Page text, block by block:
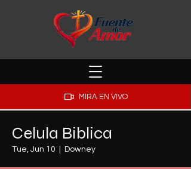
MIRA EN VIVO
Celula Biblica
Tue, Jun 10 Downey